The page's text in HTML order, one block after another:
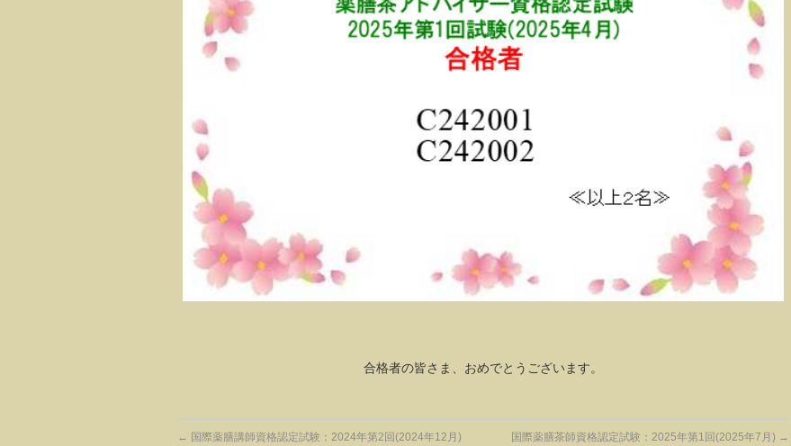
合格者の皆さま、おめでとうございます。
← 国際薬膳講師資格認定試験：2024年第2回(2024年12月) 国際薬膳茶師資格認定試験：2025年第1回(2025年7月) →